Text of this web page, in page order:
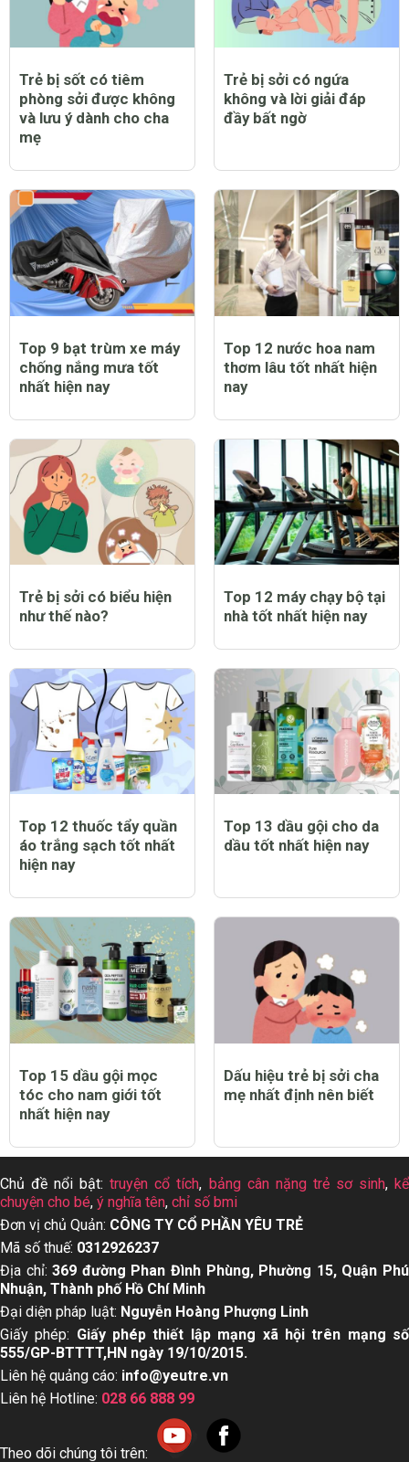
Trẻ bị sốt có tiêm
phòng sởi được không
và lưu ý dành cho cha
mẹ
Trẻ bị sởi có ngứa
không và lời giải đáp
đầy bất ngờ
Top 9 bạt trùm xe máy
chống nắng mưa tốt
nhất hiện nay
Top 12 nước hoa nam
thơm lâu tốt nhất hiện
nay
Trẻ bị sởi có biểu hiện
như thế nào?
Top 12 máy chạy bộ tại
nhà tốt nhất hiện nay
Top 12 thuốc tẩy quần
áo trắng sạch tốt nhất
hiện nay
Top 13 dầu gội cho da
dầu tốt nhất hiện nay
Top 15 dầu gội mọc
tóc cho nam giới tốt
nhất hiện nay
Dấu hiệu trẻ bị sởi cha
mẹ nhất định nên biết
Chủ đề nổi bật:truyện cổ tích, bảng cân nặng trẻ sơ sinh,kể
chuyện cho bé, ý nghĩa tên, chỉ số bmi
Đơn vị chủ Quản: CÔNG TY CỔ PHẦN YÊU TRẺ
Mã số thuế: 0312926237
Địa chỉ:369 đường Phan Đình Phùng, Phường 15, Quận Phú
Nhuận, Thành phố Hồ Chí Minh
Đại diện pháp luật: Nguyễn Hoàng Phượng Linh
Giấy phép: Giấy phép thiết lập mạng xã hội trên mạng số
555/GP-BTTTT,HN ngày 19/10/2015.
Liên hệ quảng cáo: info@yeutre.vn
Liên hệ Hotline: 028 66 888 99
Theo dõi chúng tôi trên: